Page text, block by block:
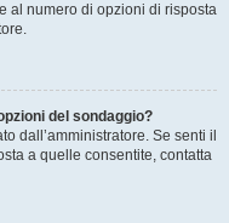
al numero di opzioni di risposta
del sondaggio?
dall’amministratore. Se senti il
a quelle consentite, contatta